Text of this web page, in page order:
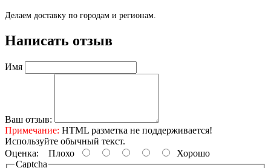
Делаем доставку по городам и регионам.
Написать отзыв
Имя
Ваш отзыв:
Примечание: HTML разметка не поддерживается!
Используйте обычный текст.
Оценка: Плохо
Хорошо
Captcha